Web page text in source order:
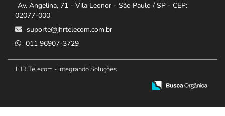
Av. Angelina, 71 - Vila Leonor - São Paulo / SP - CEP:
02077-000
suporte@jhrtelecom.com.br
011 96907-3729
JHR Telecom - Integrando Soluções